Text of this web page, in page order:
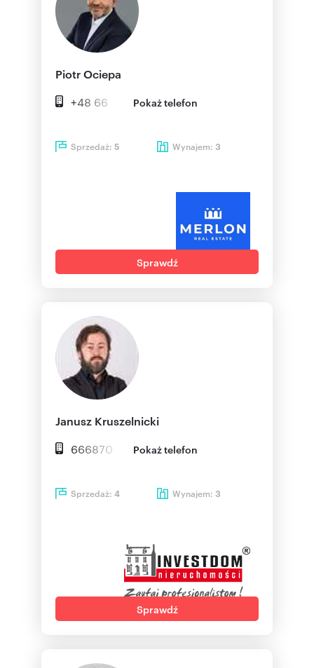
Piotr Ociepa
+48 66 Pokaż telefon
Sprzedaż: 5 Wynajem: 3
Sprawdź
Janusz Kruszelnicki
666870 Pokaż telefon
Sprzedaż: 4 Wynajem: 3
Sprawdź